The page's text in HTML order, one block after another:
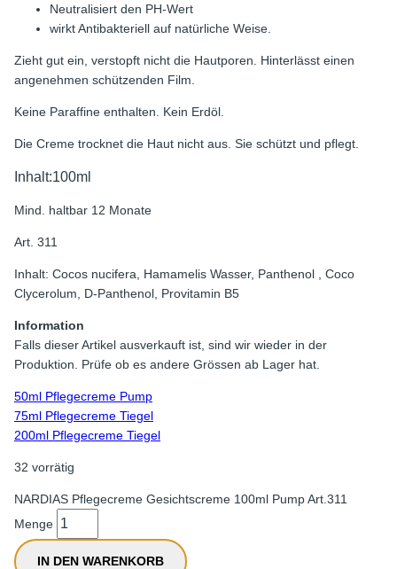
Neutralisiert den PH-Wert
wirkt Antibakteriell auf natürliche Weise.
Zieht gut ein, verstopft nicht die Hautporen. Hinterlässt einen
angenehmen schützenden Film.
Keine Paraffine enthalten. Kein Erdöl.
Die Creme trocknet die Haut nicht aus. Sie schützt und pflegt.
Inhalt:100ml
Mind. haltbar 12 Monate
Art. 311
Inhalt: Cocos nucifera, Hamamelis Wasser, Panthenol , Coco
Clycerolum, D-Panthenol, Provitamin B5
Information
Falls dieser Artikel ausverkauft ist, sind wir wieder in der
Produktion. Prüfe ob es andere Grössen ab Lager hat.
50ml Pflegecreme Pump
75ml Pflegecreme Tiegel
200ml Pflegecreme Tiegel
32 vorrätig
NARDIAS Pflegecreme Gesichtscreme 100ml Pump Art.311
Menge
IN DEN WARENKORB